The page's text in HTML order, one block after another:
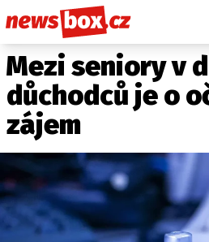
DOMÁCÍ
ZAHRANIČÍ
POČASÍ
KRIMI
EKONOMIKA
KULTURA
SPOLEČNOST
Mezi seniory v
důchodců je o
zájem